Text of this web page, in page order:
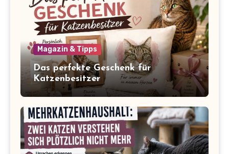
Magazin & Tipps
Das perfekte Geschenk für
Katzenbesitzer